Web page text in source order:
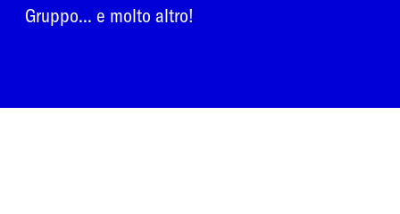
Gruppo... e molto altro!